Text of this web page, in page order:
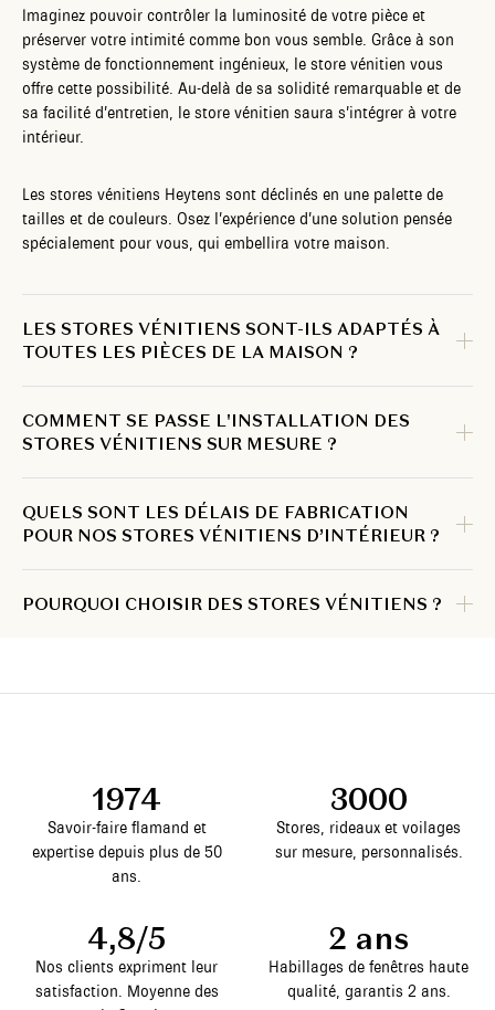
Imaginez pouvoir contrôler la luminosité de votre pièce et
préserver votre intimité comme bon vous semble. Grâce à son
système de fonctionnement ingénieux, le store vénitien vous
offre cette possibilité. Au-delà de sa solidité remarquable et de
sa facilité d’entretien, le store vénitien saura s’intégrer à votre
intérieur.
Les stores vénitiens Heytens sont déclinés en une palette de
tailles et de couleurs. Osez l’expérience d’une solution pensée
spécialement pour vous, qui embellira votre maison.
LES STORES VÉNITIENS SONT-ILS ADAPTÉS À
TOUTES LES PIÈCES DE LA MAISON ?
COMMENT SE PASSE L'INSTALLATION DES
STORES VÉNITIENS SUR MESURE ?
QUELS SONT LES DÉLAIS DE FABRICATION
POUR NOS STORES VÉNITIENS D’INTÉRIEUR ?
POURQUOI CHOISIR DES STORES VÉNITIENS ?
1974
Savoir-faire flamand et
expertise depuis plus de 50
ans.
3000
Stores, rideaux et voilages
sur mesure, personnalisés.
4,8/5
Nos clients expriment leur
satisfaction. Moyenne des
2 ans
Habillages de fenêtres haute
qualité, garantis 2 ans.